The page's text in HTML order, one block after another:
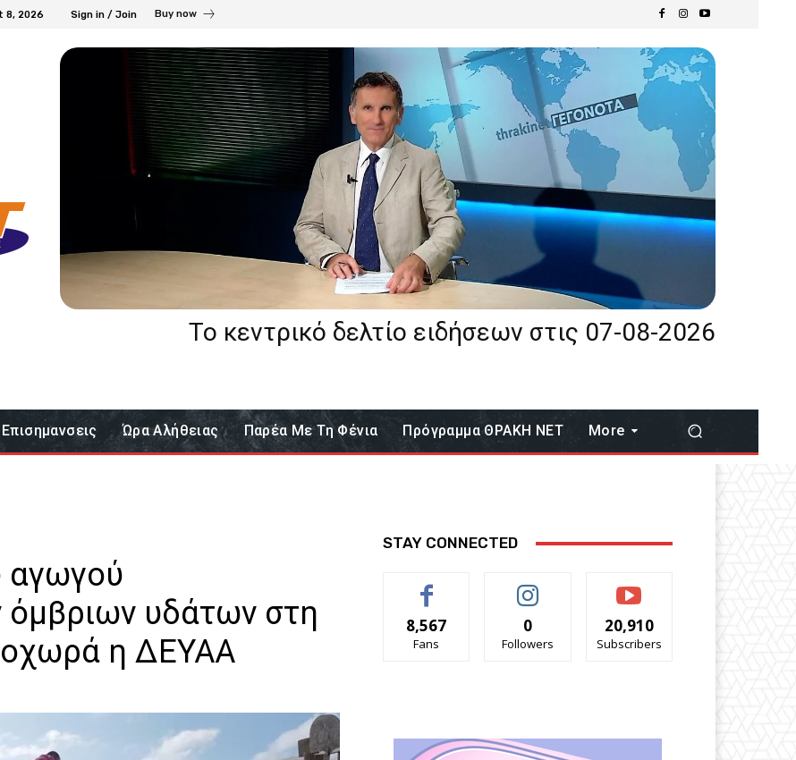
8, 2026 Sign in / Join Buy now
Το κεντρικό δελτίο ειδήσεων στις 07-08-2026
Επισημανσεις Ώρα Αλήθειας Παρέα Με Τη Φένια Πρόγραμμα ΘΡΑΚΗ ΝΕΤ More
αγωγού
υδάτων στη
η ΔΕΥΑΑ
STAY CONNECTED
8,567
Fans
0
Followers
20,910
Subscribers